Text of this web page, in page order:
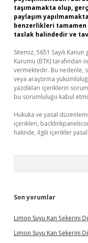
taşımamakta olup,
paylaşım
benzerlikleri
taslak halindedir ve
Sitemiz, 5651 Sayılı
Kurumu (BTK) tarafından
vermektedir. Bu nedenle,
veya araştırma
yazdıkları içeriklerin
bu sorumluluğu kabul
Hukuka ve yasal
içerikleri,
halinde, ilgili içerikler
Son yorumlar
Limon Suyu Kan Şekerini
Limon Suyu Kan Şekerini